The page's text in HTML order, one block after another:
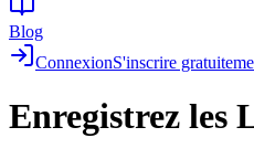
Blog
ConnexionS'inscrire
Enregistrez les